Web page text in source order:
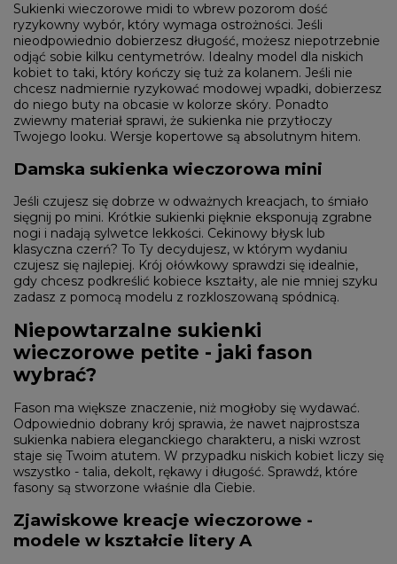
Sukienki wieczorowe midi to wbrew pozorom dość
ryzykowny wybór, który wymaga ostrożności. Jeśli
nieodpowiednio dobierzesz długość, możesz niepotrzebnie
odjąć sobie kilku centymetrów. Idealny model dla niskich
kobiet to taki, który kończy się tuż za kolanem. Jeśli nie
chcesz nadmiernie ryzykować modowej wpadki, dobierzesz
do niego buty na obcasie w kolorze skóry. Ponadto
zwiewny materiał sprawi, że sukienka nie przytłoczy
Twojego looku. Wersje kopertowe są absolutnym hitem.
Damska sukienka wieczorowa mini
Jeśli czujesz się dobrze w odważnych kreacjach, to śmiało
sięgnij po mini. Krótkie sukienki pięknie eksponują zgrabne
nogi i nadają sylwetce lekkości. Cekinowy błysk lub
klasyczna czerń? To Ty decydujesz, w którym wydaniu
czujesz się najlepiej. Krój ołówkowy sprawdzi się idealnie,
gdy chcesz podkreślić kobiece kształty, ale nie mniej szyku
zadasz z pomocą modelu z rozkloszowaną spódnicą.
Niepowtarzalne sukienki
wieczorowe petite - jaki fason
wybrać?
Fason ma większe znaczenie, niż mogłoby się wydawać.
Odpowiednio dobrany krój sprawia, że nawet najprostsza
sukienka nabiera eleganckiego charakteru, a niski wzrost
staje się Twoim atutem. W przypadku niskich kobiet liczy się
wszystko - talia, dekolt, rękawy i długość. Sprawdź, które
fasony są stworzone właśnie dla Ciebie.
Zjawiskowe kreacje wieczorowe -
modele w kształcie litery A